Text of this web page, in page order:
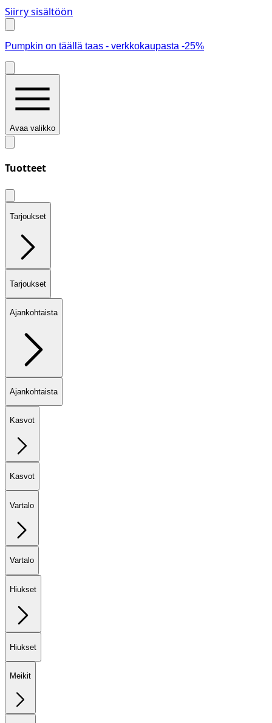
Siirry sisältöön
Pumpkin on täällä taas - verkkokaupasta -25%
Avaa valikko
Tuotteet
Tarjoukset
Tarjoukset
Ajankohtaista
Ajankohtaista
Kasvot
Kasvot
Vartalo
Vartalo
Hiukset
Hiukset
Meikit